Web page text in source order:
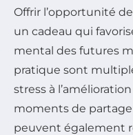
Offrir l’opportunité
un cadeau qui
mental des futures
pratique sont
stress à
moments de partage
peuvent également